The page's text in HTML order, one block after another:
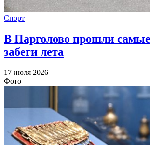
Спорт
В Парголово прошли
забеги лета
17 июля 2026
Фото